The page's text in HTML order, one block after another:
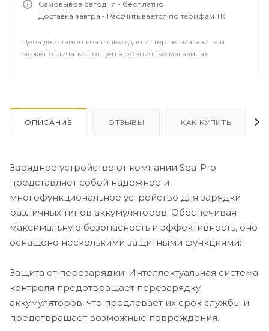
Защита от короткого замыкания на выходе:
Встроенная защита от коротких замыканий на выходе
подключаемых аккумуляторов.
тепловыделением, предотвращая перегрев и
обеспечивая безопасную и эффективную зарядку.
Эти защитные функции делают данное зарядное
устройство надежным выбором для зарядки
различных типов аккумуляторов безопасно и
эффективно.
ЗАРЯДНЫЙ ТОК - 12В 10A, 36В 10A
КОЛИЧЕСТВО ВЫХОДОВ - 3
РАБОЧЕЕ НАПРЯЖЕНИЕ, DC - 220
Самовывоз сегодня - бесплатно
Доставка завтра - Рассчитывается по тарифам ТК
Цена действительна только для интернет-магазина и
может отличаться от цен в розничных магазинах
ОПИСАНИЕ ОТЗЫВЫ КАК КУПИТЬ
Зарядное устройство от компании Sea-Pro
представляет собой надежное и
многофункциональное устройство для зарядки
различных типов аккумуляторов. Обеспечивая
максимальную безопасность и эффективность, оно
оснащено несколькими защитными функциями:
Защита от перезарядки: Интеллектуальная система
контроля предотвращает перезарядку
аккумуляторов, что продлевает их срок службы и
предотвращает возможные повреждения.